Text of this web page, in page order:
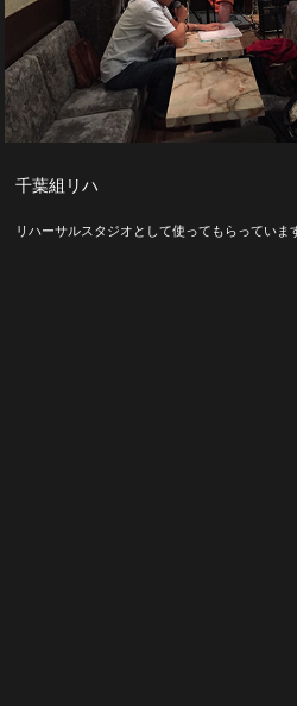
千葉組リハ
リハーサルスタジオとして使ってもらっていま